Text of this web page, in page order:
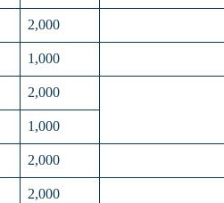
2,000
1,000
2,000
1,000
2,000
2,000